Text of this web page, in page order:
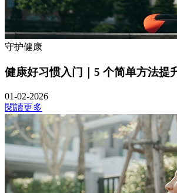
守护健康
健康好习惯入门｜5 个简单方法提
01-02-2026
閱讀更多